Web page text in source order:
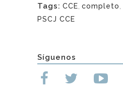
Tags: CCE completo
PSCJ CCE
Síguenos